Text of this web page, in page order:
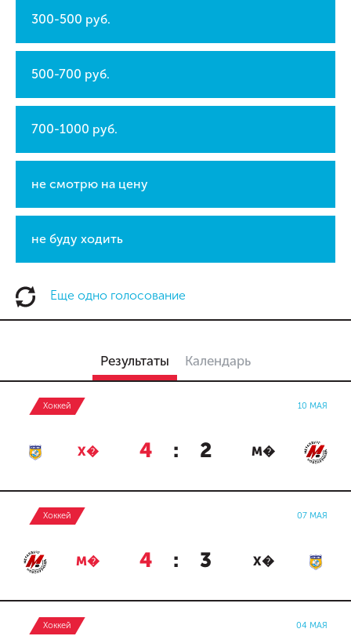
300-500 руб.
500-700 руб.
700-1000 руб.
не смотрю на цену
не буду ходить
Еще одно голосование
Результаты Календарь
Хоккей 10 МАЯ
Х� 4 : 2 М�
Хоккей 07 МАЯ
М� 4 : 3 Х�
Хоккей 04 МАЯ